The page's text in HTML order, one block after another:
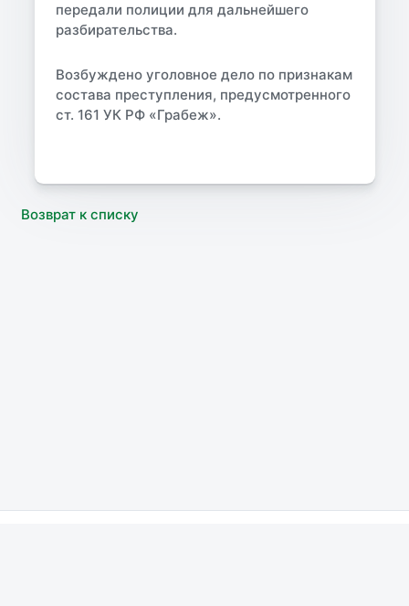
передали полиции для дальнейшего
разбирательства.
Возбуждено уголовное дело по признакам
состава преступления, предусмотренного
ст. 161 УК РФ «Грабеж».
Возврат к списку